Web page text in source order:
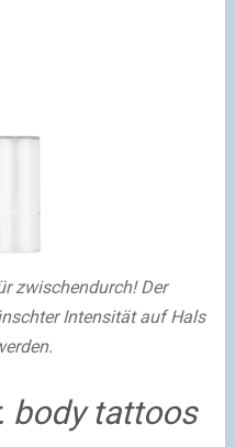
zwischendurch! Der
Intensität auf Hals
body tattoos